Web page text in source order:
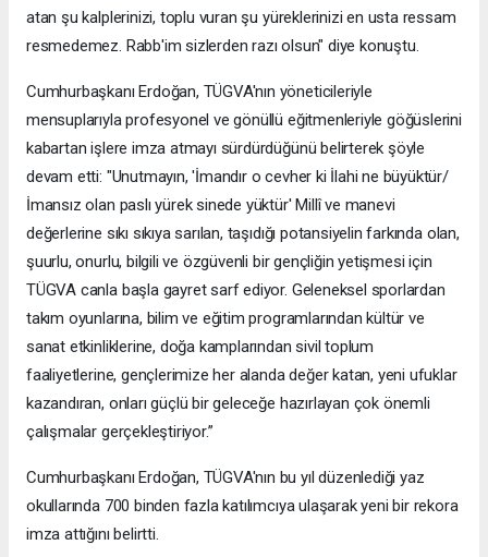
atan şu kalplerinizi, toplu vuran şu yüreklerinizi en usta ressam
resmedemez. Rabb'im sizlerden razı olsun" diye konuştu.
Cumhurbaşkanı Erdoğan, TÜGVA'nın yöneticileriyle
mensuplarıyla profesyonel ve gönüllü eğitmenleriyle göğüslerini
kabartan işlere imza atmayı sürdürdüğünü belirterek şöyle
devam etti: "Unutmayın, 'İmandır o cevher ki İlahi ne büyüktür/
İmansız olan paslı yürek sinede yüktür' Millî ve manevi
değerlerine sıkı sıkıya sarılan, taşıdığı potansiyelin farkında olan,
şuurlu, onurlu, bilgili ve özgüvenli bir gençliğin yetişmesi için
TÜGVA canla başla gayret sarf ediyor. Geleneksel sporlardan
takım oyunlarına, bilim ve eğitim programlarından kültür ve
sanat etkinliklerine, doğa kamplarından sivil toplum
faaliyetlerine, gençlerimize her alanda değer katan, yeni ufuklar
kazandıran, onları güçlü bir geleceğe hazırlayan çok önemli
çalışmalar gerçekleştiriyor.”
Cumhurbaşkanı Erdoğan, TÜGVA'nın bu yıl düzenlediği yaz
okullarında 700 binden fazla katılımcıya ulaşarak yeni bir rekora
imza attığını belirtti.